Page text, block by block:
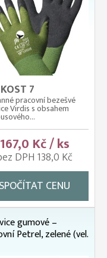
7
pracovní bezešvé
Virdis s obsahem
167,0 Kč / ks
DPH 138,0 Kč
SPOČÍTAT CENU
gumové –
Petrel, zelené (vel.